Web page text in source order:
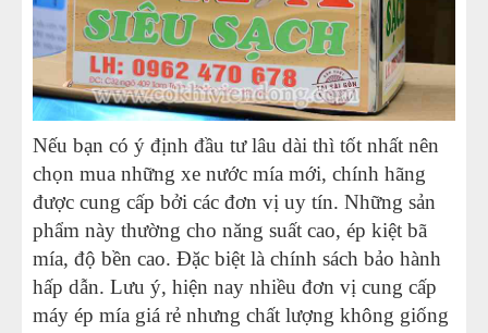
Nếu bạn có ý định đầu tư lâu dài thì tốt nhất nên
chọn mua những xe nước mía mới, chính hãng
được cung cấp bởi các đơn vị uy tín. Những sản
phẩm này thường cho năng suất cao, ép kiệt bã
mía, độ bền cao. Đặc biệt là chính sách bảo hành
hấp dẫn. Lưu ý, hiện nay nhiều đơn vị cung cấp
máy ép mía giá rẻ nhưng chất lượng không giống